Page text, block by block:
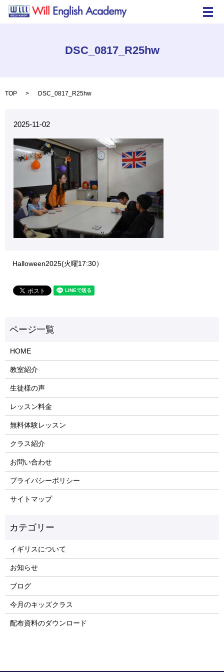
メ
DSC_0817_R25hw
TOP DSC_0817_R25hw
2025-11-02
Halloween2025(火曜17:30）
HOME
教室紹介
生徒様の声
レッスン料金
無料体験レッスン
クラス紹介
お問い合わせ
プライバシーポリシー
サイトマップ
イギリスについて
お知らせ
ブログ
今月のキッズクラス
配布資料のダウンロード